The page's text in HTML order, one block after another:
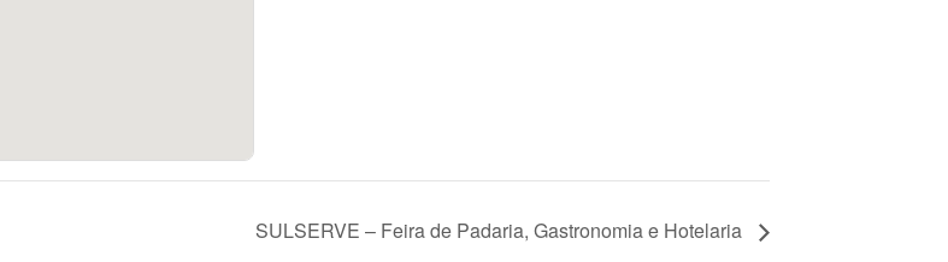
SULSERVE – Feira de Padaria, Gastronomia e Hotelaria